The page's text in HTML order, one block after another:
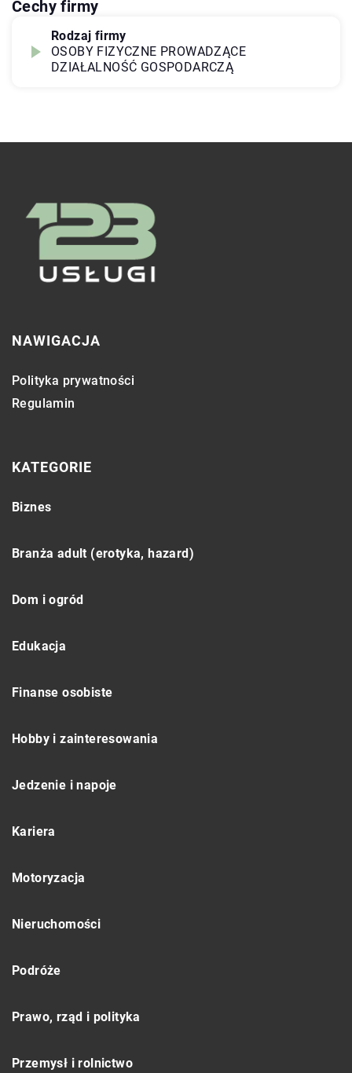
Cechy firmy
Rodzaj firmy
OSOBY FIZYCZNE PROWADZĄCE
DZIAŁALNOŚĆ GOSPODARCZĄ
NAWIGACJA
Polityka prywatności
Regulamin
KATEGORIE
Biznes
Branża adult (erotyka, hazard)
Dom i ogród
Edukacja
Finanse osobiste
Hobby i zainteresowania
Jedzenie i napoje
Kariera
Motoryzacja
Nieruchomości
Podróże
Prawo, rząd i polityka
Przemysł i rolnictwo